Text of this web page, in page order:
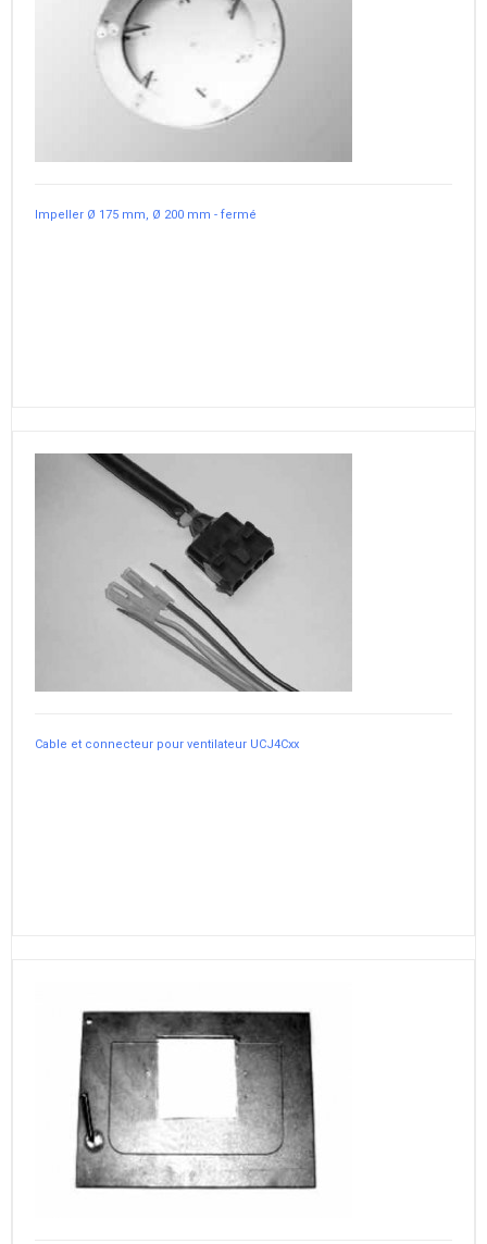
Impeller Ø 175 mm, Ø 200 mm - fermé
Cable et connecteur pour ventilateur UCJ4Cxx